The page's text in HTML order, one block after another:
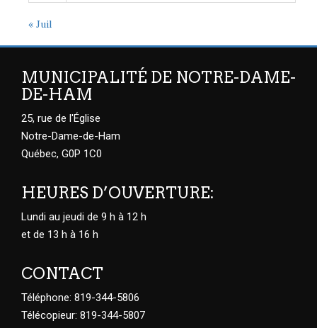
« Juil
MUNICIPALITÉ DE NOTRE-DAME-
DE-HAM
25, rue de l'Église
Notre-Dame-de-Ham
Québec, G0P 1C0
HEURES D’OUVERTURE:
Lundi au jeudi de 9 h à 12 h
et de 13 h à 16 h
CONTACT
Téléphone: 819-344-5806
Télécopieur: 819-344-5807